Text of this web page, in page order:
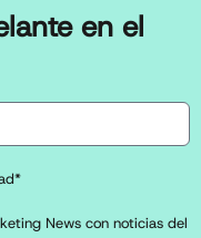
en el
News con noticias del